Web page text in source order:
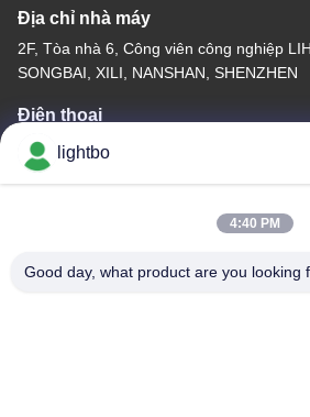
Địa chỉ nhà máy
2F, Tòa nhà 6, Công viên công nghiệp
SONGBAI, XILI, NANSHAN, SHENZHEN
Điện thoại
86-755-83983496
Trung Quốc tốt Chất lượng Màn hình
lightbo
4:40 PM
Good day, what product are you looking